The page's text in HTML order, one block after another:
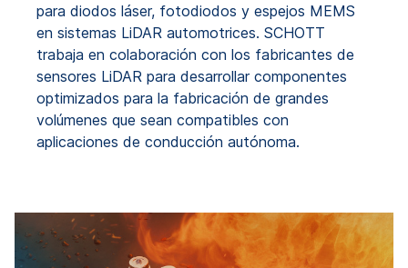
para diodos láser, fotodiodos y espejos MEMS
en sistemas LiDAR automotrices. SCHOTT
trabaja en colaboración con los fabricantes de
sensores LiDAR para desarrollar componentes
optimizados para la fabricación de grandes
volúmenes que sean compatibles con
aplicaciones de conducción autónoma.